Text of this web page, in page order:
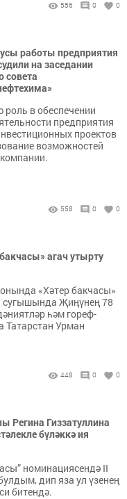
556 0 0
работы предприятия
на заседании
совета
в обеспечении
предприятия
проектов
возможностей
558 0 0
агач утырту
«Хәтер бакчасы»
сугышында Җиңүнең 78
һәм гореф-
Татарстан Урман
448 0 0
Регина Гиззатуллина
бүләккә ия
номинациясендә II
дип яза ул үзенең
битендә.